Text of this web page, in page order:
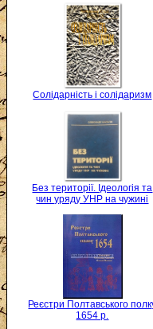
Солідарність і солідаризм
Без території. Ідеологія та
чин уряду УНР на чужині
Реєстри Полтавського
1654 р.